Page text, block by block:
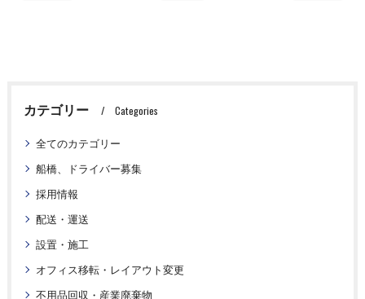
カテゴリー Categories
全てのカテゴリー
船橋、ドライバー募集
採用情報
配送・運送
設置・施工
オフィス移転・レイアウト変更
不用品回収・産業廃棄物